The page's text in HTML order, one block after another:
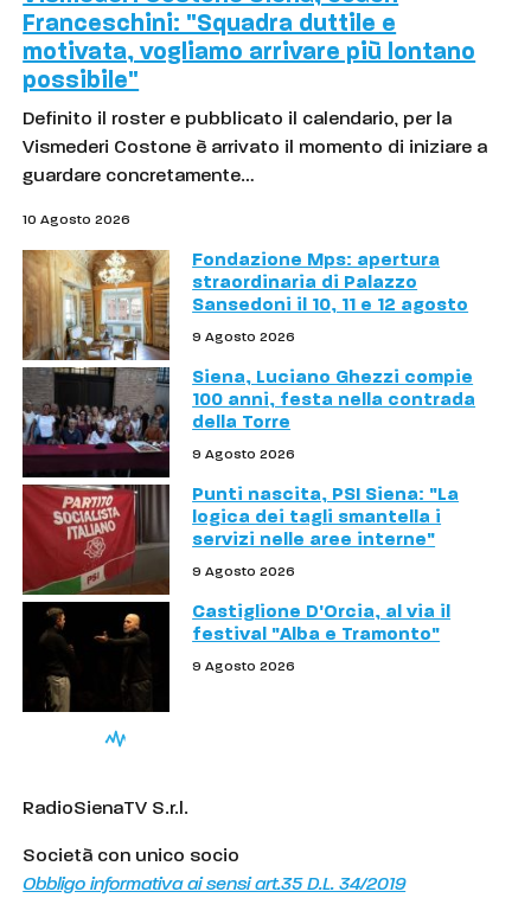
Franceschini: "Squadra duttile e
motivata, vogliamo arrivare più lontano
possibile"
Definito il roster e pubblicato il calendario, per la
Vismederi Costone è arrivato il momento di iniziare a
guardare concretamente…
10 Agosto 2026
Fondazione Mps: apertura
straordinaria di Palazzo
Sansedoni il 10, 11 e 12 agosto
9 Agosto 2026
Siena, Luciano Ghezzi compie
100 anni, festa nella contrada
della Torre
9 Agosto 2026
Punti nascita, PSI Siena: "La
logica dei tagli smantella i
servizi nelle aree interne"
9 Agosto 2026
Castiglione D'Orcia, al via il
festival "Alba e Tramonto"
9 Agosto 2026
RadioSienaTV S.r.l.
Società con unico socio
Obbligo informativa ai sensi art.35 D.L. 34/2019